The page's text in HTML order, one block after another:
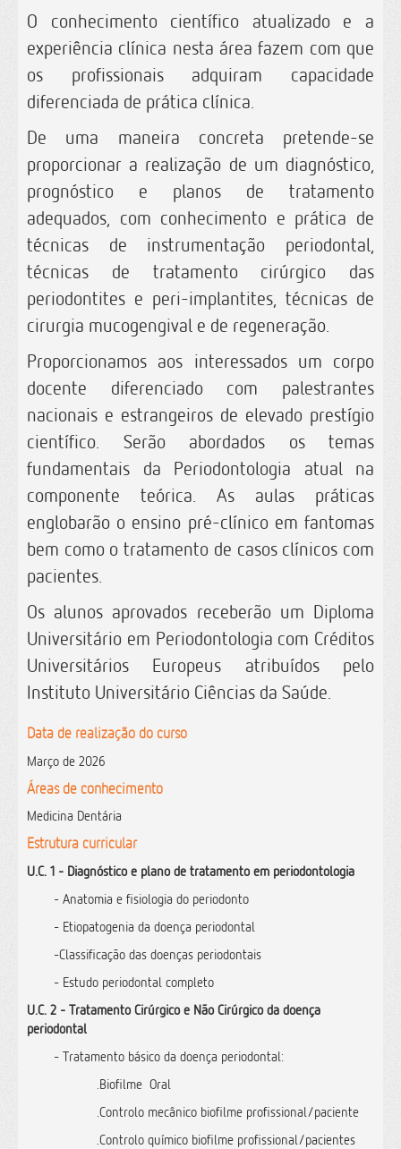
O conhecimento científico atualizado e a
experiência clínica nesta área fazem com que
os profissionais adquiram capacidade
diferenciada de prática clínica.
De uma maneira concreta pretende-se
proporcionar a realização de um diagnóstico,
prognóstico e planos de tratamento
adequados, com conhecimento e prática de
técnicas de instrumentação periodontal,
técnicas de tratamento cirúrgico das
periodontites e peri-implantites, técnicas de
cirurgia mucogengival e de regeneração.
Proporcionamos aos interessados um corpo
docente diferenciado com palestrantes
nacionais e estrangeiros de elevado prestígio
científico. Serão abordados os temas
fundamentais da Periodontologia atual na
componente teórica. As aulas práticas
englobarão o ensino pré-clínico em fantomas
bem como o tratamento de casos clínicos com
pacientes.
Os alunos aprovados receberão um Diploma
Universitário em Periodontologia com Créditos
Universitários Europeus atribuídos pelo
Instituto Universitário Ciências da Saúde.
Data de realização do curso
Março de 2026
Áreas de conhecimento
Medicina Dentária
Estrutura curricular
U.C. 1 - Diagnóstico e plano de tratamento em periodontologia
- Anatomia e fisiologia do periodonto
- Etiopatogenia da doença periodontal
-Classificação das doenças periodontais
- Estudo periodontal completo
U.C. 2 - Tratamento Cirúrgico e Não Cirúrgico da doença
periodontal
- Tratamento básico da doença periodontal:
.Biofilme Oral
.Controlo mecânico biofilme profissional/paciente
.Controlo químico biofilme profissional/pacientes